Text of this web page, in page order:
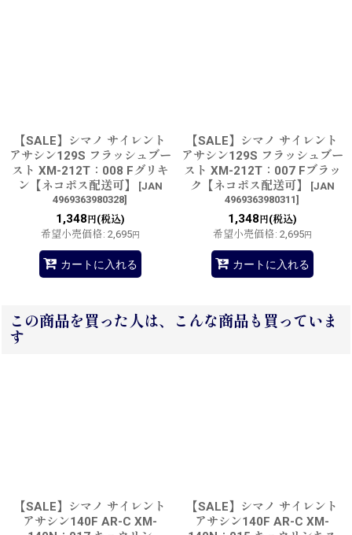
【SALE】シマノ サイレント
アサシン129S フラッシュブー
スト XM-212T：008 Fグリキ
ン【ネコポス配送可】
[JAN
4969363980328]
1,348 円(税込)
希望小売価格: 2,695円
カートに入れる
【SALE】シマノ サイレント
アサシン129S フラッシュブー
スト XM-212T：007 Fブラッ
ク【ネコポス配送可】
[JAN
4969363980311]
1,348 円(税込)
希望小売価格: 2,695円
カートに入れる
この商品を買った人は、こんな商品も買っていま
す
【SALE】シマノ サイレント
アサシン140F AR-C XM-
【SALE】シマノ サイレント
アサシン140F AR-C XM-